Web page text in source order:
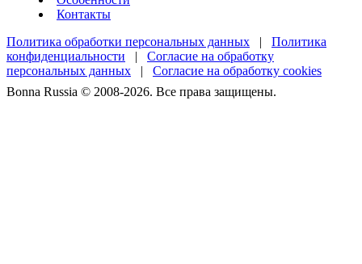
Контакты
Политика обработки персональных данных | Политика
конфиденциальности | Согласие на обработку
персональных данных | Согласие на обработку cookies
Bonna Russia © 2008-2026. Все права защищены.